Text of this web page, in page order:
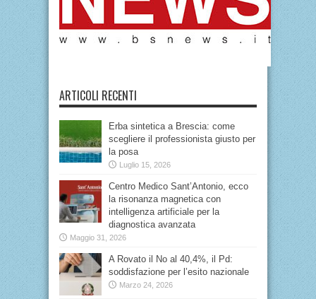
ARTICOLI RECENTI
Erba sintetica a Brescia: come
scegliere il professionista giusto per
la posa
Luglio 15, 2026
Centro Medico Sant’Antonio, ecco
la risonanza magnetica con
intelligenza artificiale per la
diagnostica avanzata
Maggio 31, 2026
A Rovato il No al 40,4%, il Pd:
soddisfazione per l’esito nazionale
Marzo 24, 2026